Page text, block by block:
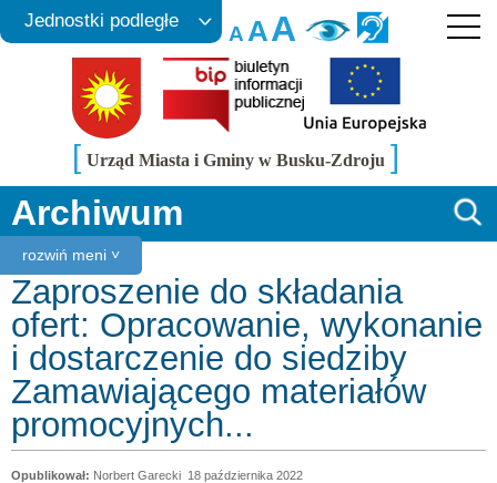
AAA
Jednostki podległe
[ Urząd Miasta i Gminy w Busku-Zdroju ]
rozwiń meni ˅
Archiwum
Zaproszenie do składania
ofert: Opracowanie, wykonanie
i dostarczenie do siedziby
Zamawiającego materiałów
promocyjnych...
Norbert Garecki 18 października 2022